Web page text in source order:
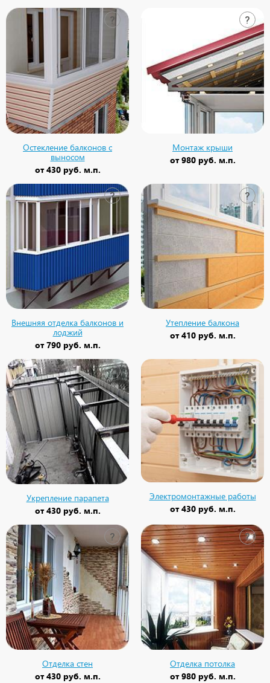
?
Остекление балконов с
выносом
от430 руб. м.п.
?
Монтаж крыши
от980 руб. м.п.
?
Внешняя отделка балконов и
лоджий
от790 руб. м.п.
?
Утепление балкона
от410 руб. м.п.
?
Укрепление парапета
от430 руб. м.п.
?
Электромонтажные работы
от430 руб. м.п.
?
Отделка стен
от430 руб. м.п.
?
Отделка потолка
от980 руб. м.п.